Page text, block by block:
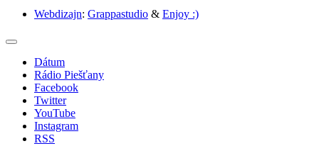
Webdizajn: Grappastudio & Enjoy :)
Dátum
Rádio Piešťany
Facebook
Twitter
YouTube
Instagram
RSS